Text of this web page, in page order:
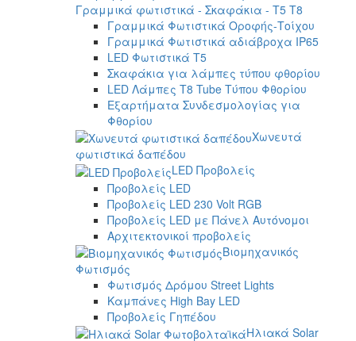
Γραμμικά φωτιστικά - Σκαφάκια - Τ5 T8
Γραμμικά Φωτιστικά Οροφής-Τοίχου
Γραμμικά Φωτιστικά αδιάβροχα IP65
LED Φωτιστικά T5
Σκαφάκια για λάμπες τύπου φθορίου
LED Λάμπες T8 Tube Τύπου Φθορίου
Εξαρτήματα Συνδεσμολογίας για
Φθορίου
Χωνευτά
φωτιστικά δαπέδου
LED Προβολείς
Προβολείς LED
Προβολείς LED 230 Volt RGB
Προβολείς LED με Πάνελ Αυτόνομοι
Αρχιτεκτονικοί προβολείς
Βιομηχανικός
Φωτισμός
Φωτισμός Δρόμου Street Lights
Καμπάνες High Bay LED
Προβολείς Γηπέδου
Ηλιακά Solar